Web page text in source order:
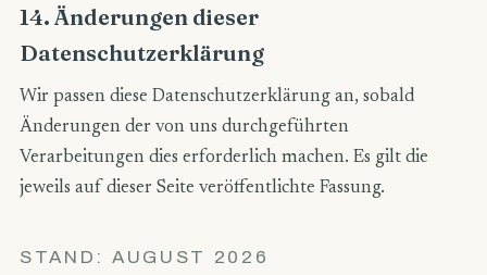
14. Änderungen dieser
Datenschutzerklärung
Wir passen diese Datenschutzerklärung an, sobald
Änderungen der von uns durchgeführten
Verarbeitungen dies erforderlich machen. Es gilt die
jeweils auf dieser Seite veröffentlichte Fassung.
STAND: AUGUST 2026